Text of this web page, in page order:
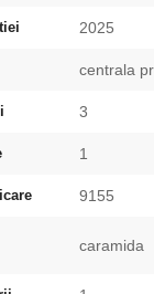
2025
centrala
3
1
9155
caramida